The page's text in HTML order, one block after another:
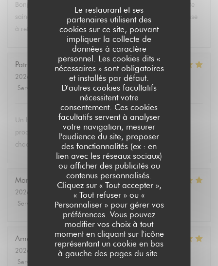
Le restaurant et ses
partenaires utilisent des
cookies sur ce site, pouvant
impliquer la collecte de
données à caractère
personnel. Les cookies dits «
nécessaires » sont obligatoires
et installés par défaut.
D'autres cookies facultatifs
nécessitent votre
consentement. Ces cookies
facultatifs servent à analyser
votre navigation, mesurer
l'audience du site, proposer
des fonctionnalités (ex : en
lien avec les réseaux sociaux)
ou afficher des publicités ou
contenus personnalisés.
Cliquez sur « Tout accepter »,
« Tout refuser » ou «
Personnaliser » pour gérer vos
préférences. Vous pouvez
modifier vos choix à tout
moment en cliquant sur l'icône
représentant un cookie en bas
à gauche des pages du site.
Bonjour , super service et mets délicieux. Un belle découverte
saine et équilibrée pas évident à trouver partout. Une adresse
à retenir .Merci.
Patricia
2026-08-02
- 13:30 - Couverts 6
Service
Ambiance: 4/5 Cuisine: 5/5 Qualité / Prix
Un brunch dominical excellent avec un buffet de qualité de
produits végétariens et bio. Tous les convives se régalent à
chaque fois.
Marie Christine D
2026-08-02
- 13:30 - Couverts 2
Service
Ambiance: 4/5 Cuisine: 5/5 Qualité / Prix
Amélie
2026-08-01
- 19:00 - Couverts 3
Service